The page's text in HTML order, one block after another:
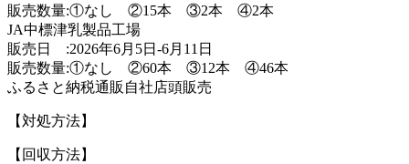
販売数量:①なし ②15本 ③2本 ④2本
JA中標津乳製品工場
販売日 :2026年6月5日-6月11日
販売数量:①なし ②60本 ③12本 ④46本
ふるさと納税通販自社店頭販売
【対処方法】
【回収方法】